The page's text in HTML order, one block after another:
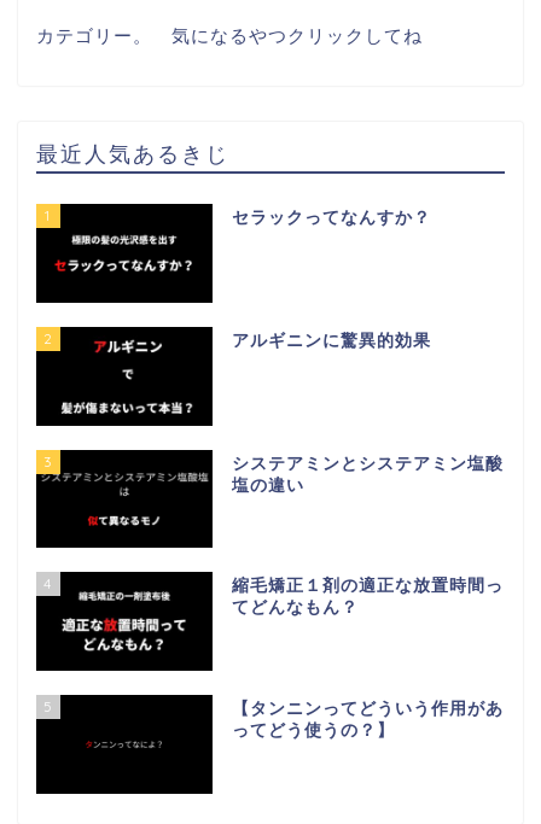
カテゴリー。　気になるやつクリックしてね
最近人気あるきじ
1 セラックってなんすか？
2 アルギニンに驚異的効果
3
システアミンとシステアミン塩酸
塩の違い
4
縮毛矯正１剤の適正な放置時間っ
てどんなもん？
5
【タンニンってどういう作用があ
ってどう使うの？】